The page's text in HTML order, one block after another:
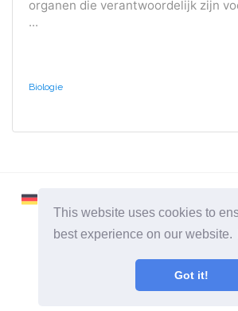
This website uses cookies to
best experience on our website.
Got it!
organen die verantwoordelijk zijn
...
Biologie
2026 ©
Alle categorieën